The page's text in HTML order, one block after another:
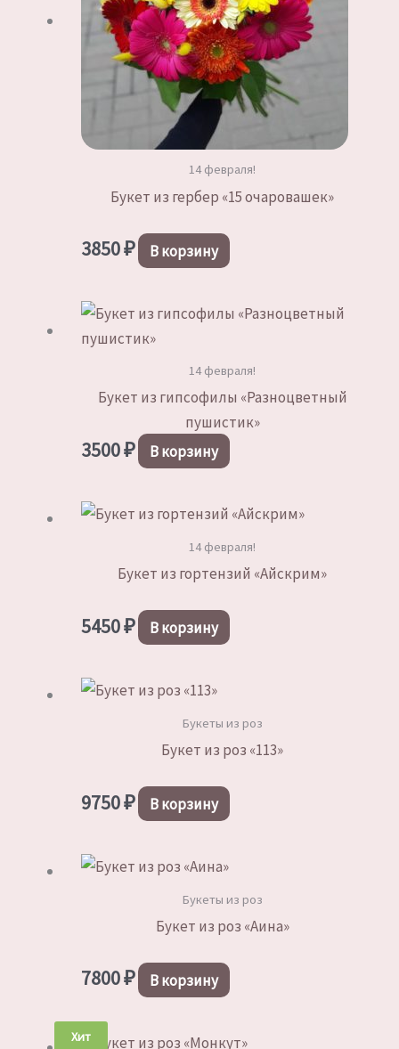
14 февраля!
Букет из гербер «15 очаровашек»
3850₽ В корзину
14 февраля!
Букет из гипсофилы «Разноцветный
пушистик»
3500₽ В корзину
14 февраля!
Букет из гортензий «Айскрим»
5450₽ В корзину
Букеты из роз
Букет из роз «113»
9750₽ В корзину
Букеты из роз
Букет из роз «Аина»
7800₽ В корзину
Хит